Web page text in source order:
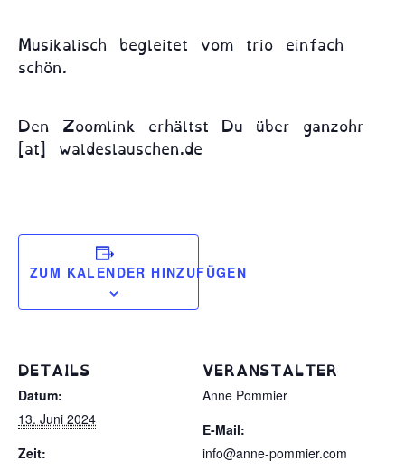
Musikalisch begleitet vom trio einfach
schön.
Den Zoomlink erhältst Du über ganzohr
[at] waldeslauschen.de
ZUM KALENDER HINZUFÜGEN
DETAILS
Datum:
13. Juni 2024
Zeit:
VERANSTALTER
Anne Pommier
E-Mail:
info@anne-pommier.com